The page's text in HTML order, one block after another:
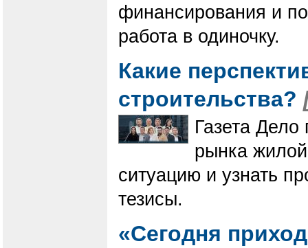
финансирования и
работа в одиночку.
Какие
строительства?
Газета Дело
рынка
ситуацию и узнать
тезисы.
«Сегодня